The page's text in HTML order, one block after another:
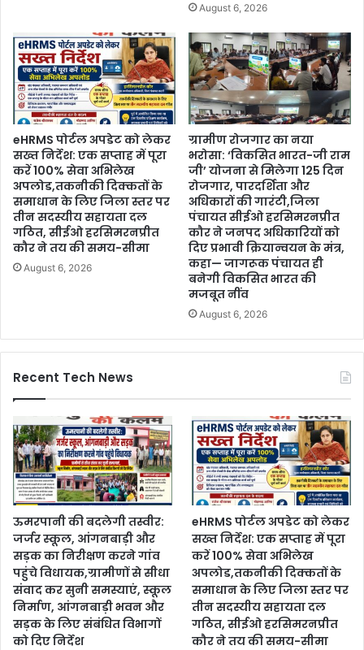
August 6, 2026
eHRMS पोर्टल अपडेट को लेकर
सख्त निर्देश: एक सप्ताह में पूरा
करें 100% सेवा अभिलेख
अपलोड,तकनीकी दिक्कतों के
समाधान के लिए जिला स्तर पर
तीन सदस्यीय सहायता दल
गठित, सीईओ हरसिमरनप्रीत
कौर ने तय की समय-सीमा
August 6, 2026
ग्रामीण रोजगार का नया
भरोसा: ‘विकसित भारत-जी राम
जी’ योजना से मिलेगा 125 दिन
रोजगार, पारदर्शिता और
अधिकारों की गारंटी,जिला
पंचायत सीईओ हरसिमरनप्रीत
कौर ने जनपद अधिकारियों को
दिए प्रभावी क्रियान्वयन के मंत्र,
कहा— जागरूक पंचायत ही
बनेगी विकसित भारत की
मजबूत नींव
August 6, 2026
Recent Tech News
ऊमरपानी की बदलेगी तस्वीर:
जर्जर स्कूल, आंगनबाड़ी और
सड़क का निरीक्षण करने गांव
पहुंचे विधायक,ग्रामीणों से सीधा
संवाद कर सुनी समस्याएं, स्कूल
निर्माण, आंगनबाड़ी भवन और
सड़क के लिए संबंधित विभागों
को दिए निर्देश
eHRMS पोर्टल अपडेट को लेकर
सख्त निर्देश: एक सप्ताह में पूरा
करें 100% सेवा अभिलेख
अपलोड,तकनीकी दिक्कतों के
समाधान के लिए जिला स्तर पर
तीन सदस्यीय सहायता दल
गठित, सीईओ हरसिमरनप्रीत
कौर ने तय की समय-सीमा